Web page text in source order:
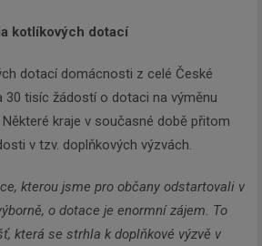
kotlíkových dotací
dotací domácnosti z celé České
30 tisíc žádostí o dotaci na výměnu
kraje v současné době přitom
v tzv. doplňkových výzvách.
kterou jsme pro občany odstartovali v
o dotace je enormní zájem. To
která se strhla k doplňkové výzvě v